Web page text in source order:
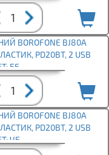
BOROFONE BJ80А
PD20ВТ, 2 USB
БЕ
BOROFONE BJ80А
PD20ВТ, 2 USB
ЧЕ